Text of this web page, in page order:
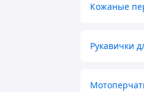
Кожаные
Рукавички